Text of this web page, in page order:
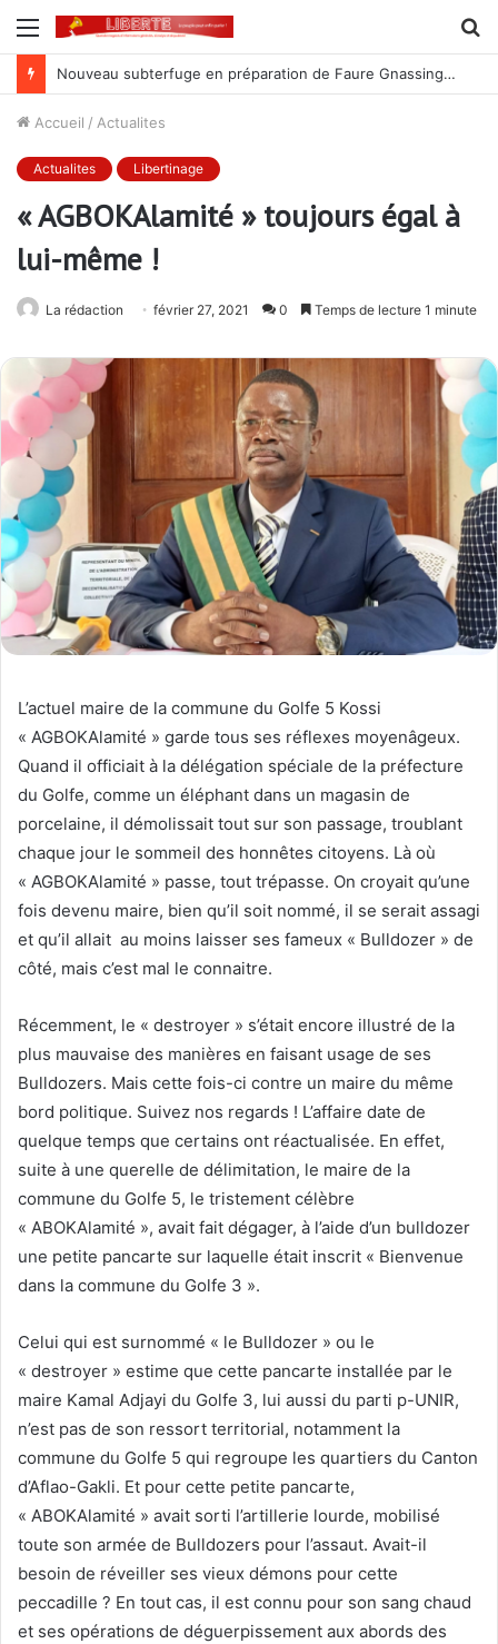
Menu
Nouveau subterfuge en préparation de Faure Gnassingbé pour ne jamais partir ; les Togolais disent non et sont vent debout
Accueil / Actualites
Actualites Libertinage
« AGBOKAlamité » toujours égal à
lui-même !
La rédaction février 27, 2021 0 Temps de lecture 1 minute
L’actuel maire de la commune du Golfe 5 Kossi
« AGBOKAlamité » garde tous ses réflexes moyenâgeux.
Quand il officiait à la délégation spéciale de la préfecture
du Golfe, comme un éléphant dans un magasin de
porcelaine, il démolissait tout sur son passage, troublant
chaque jour le sommeil des honnêtes citoyens. Là où
« AGBOKAlamité » passe, tout trépasse. On croyait qu’une
fois devenu maire, bien qu’il soit nommé, il se serait assagi
et qu’il allait au moins laisser ses fameux « Bulldozer » de
côté, mais c’est mal le connaitre.
Récemment, le « destroyer » s’était encore illustré de la
plus mauvaise des manières en faisant usage de ses
Bulldozers. Mais cette fois-ci contre un maire du même
bord politique. Suivez nos regards ! L’affaire date de
quelque temps que certains ont réactualisée. En effet,
suite à une querelle de délimitation, le maire de la
commune du Golfe 5, le tristement célèbre
« ABOKAlamité », avait fait dégager, à l’aide d’un bulldozer
une petite pancarte sur laquelle était inscrit « Bienvenue
dans la commune du Golfe 3 ».
Celui qui est surnommé « le Bulldozer » ou le
« destroyer » estime que cette pancarte installée par le
maire Kamal Adjayi du Golfe 3, lui aussi du parti p-UNIR,
n’est pas de son ressort territorial, notamment la
commune du Golfe 5 qui regroupe les quartiers du Canton
d’Aflao-Gakli. Et pour cette petite pancarte,
« ABOKAlamité » avait sorti l’artillerie lourde, mobilisé
toute son armée de Bulldozers pour l’assaut. Avait-il
besoin de réveiller ses vieux démons pour cette
peccadille ? En tout cas, il est connu pour son sang chaud
et ses opérations de déguerpissement aux abords des